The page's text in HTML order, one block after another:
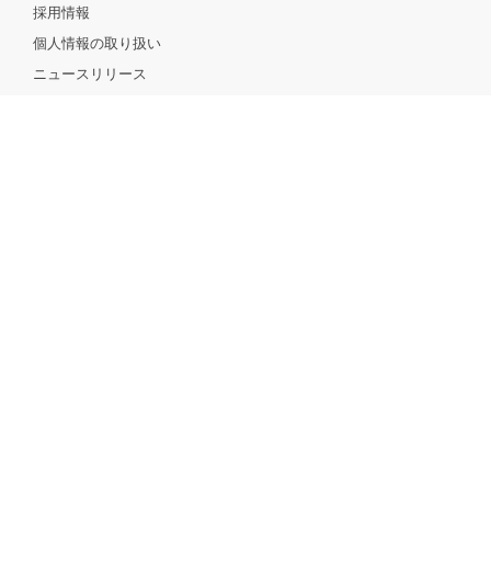
採用情報
個人情報の取り扱い
ニュースリリース